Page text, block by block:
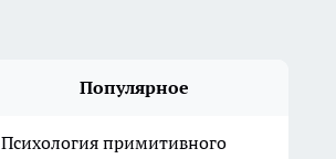
Популярное
Психология примитивного